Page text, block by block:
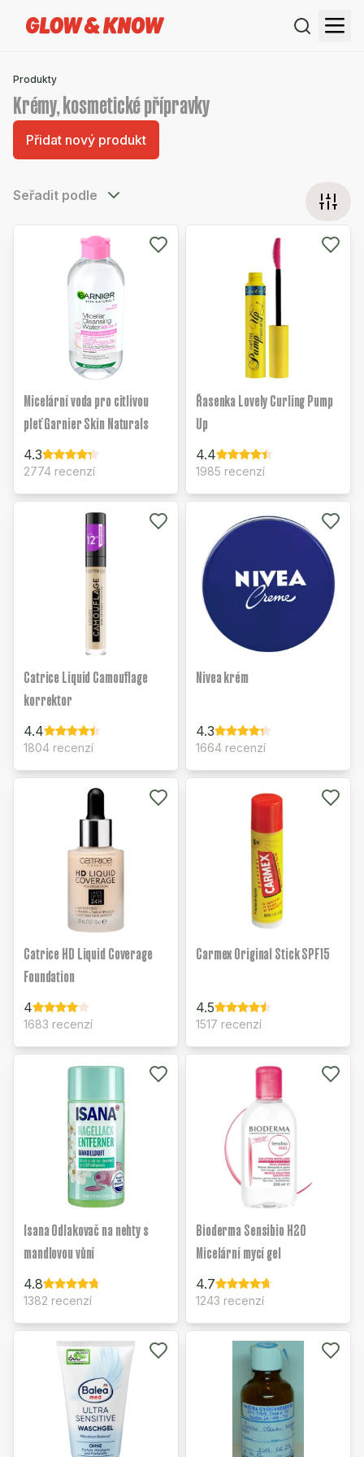
Produkty
Krémy, kosmetické přípravky
Přidat nový produkt
Seřadit podle
Micelární voda pro citlivou
pleť Garnier Skin Naturals
4.3
2774 recenzí
Řasenka Lovely Curling Pump
Up
4.4
1985 recenzí
Catrice Liquid Camouflage
korrektor
4.4
1804 recenzí
Nivea krém
4.3
1664 recenzí
Catrice HD Liquid Coverage
Foundation
4
1683 recenzí
Carmex Original Stick SPF15
4.5
1517 recenzí
Isana Odlakovač na nehty s
mandlovou vůní
4.8
1382 recenzí
Bioderma Sensibio H2O
Micelární mycí gel
4.7
1243 recenzí